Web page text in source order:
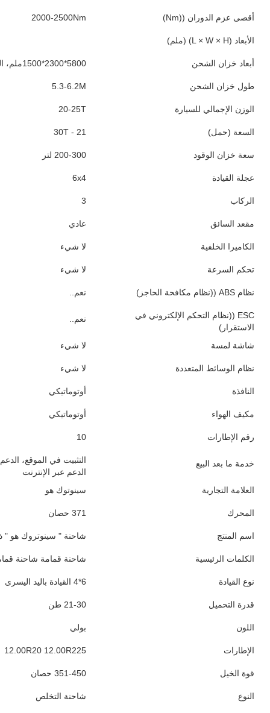
أقصى عزم الدوران ((Nm) 2000-2500Nm
الأبعاد (L × W × H) (ملم)
أبعاد خزان الشحن 5800*2300*1500ملم، الحجم 20م3، الجزء السفلي 8ملم، الجانبي 6ملم
طول خزان الشحن 5.3-6.2M
الوزن الإجمالي للسيارة 20-25T
السعة (حمل) 21 - 30T
سعة خزان الوقود 200-300 لتر
عجلة القيادة 6x4
الركاب 3
مقعد السائق عادي
الكاميرا الخلفية لا شيء
تحكم السرعة لا شيء
نظام ABS ((نظام مكافحة الحاجز) نعم..
ESC ((نظام التحكم الإلكتروني في
الاستقرار)
نعم..
شاشة لمسة لا شيء
نظام الوسائط المتعددة لا شيء
النافذة أوتوماتيكي
مكيف الهواء أوتوماتيكي
رقم الإطارات 10
خدمة ما بعد البيع
التثبيت في الموقع،
الدعم عبر الإنترنت
العلامة التجارية
سينوتوك هو
المحرك 371 حصان
اسم المنتج شاحنة " سينوتروك هو " ذات
الكلمات الرئيسية شاحنة قمامة شاحنة
نوع القيادة 6*4 القيادة باليد اليسرى
قدرة التحميل 21-30 طن
اللون بولي
الإطارات 12.00R20 12.00R225
قوة الخيل 351-450 حصان
النوع شاحنة التخلص